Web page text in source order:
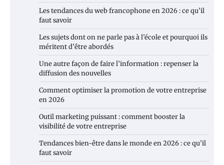
Les tendances du web francophone en 2026 : ce qu’il
faut savoir
Les sujets dont on ne parle pas à l’école et pourquoi ils
méritent d’être abordés
Une autre façon de faire l’information : repenser la
diffusion des nouvelles
Comment optimiser la promotion de votre entreprise
en 2026
Outil marketing puissant : comment booster la
visibilité de votre entreprise
Tendances bien-être dans le monde en 2026 : ce qu’il
faut savoir